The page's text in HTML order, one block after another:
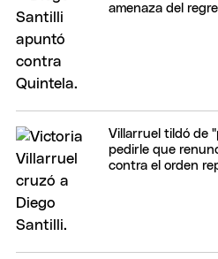
amenaza del
Villarruel tildó de
pedirle que
contra el orden